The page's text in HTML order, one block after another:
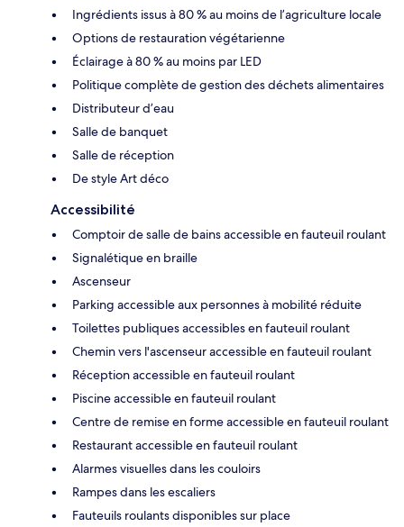
Ingrédients issus à 80 % au moins de l’agriculture locale
Options de restauration végétarienne
Éclairage à 80 % au moins par LED
Politique complète de gestion des déchets alimentaires
Distributeur d’eau
Salle de banquet
Salle de réception
De style Art déco
Accessibilité
Comptoir de salle de bains accessible en fauteuil roulant
Signalétique en braille
Ascenseur
Parking accessible aux personnes à mobilité réduite
Toilettes publiques accessibles en fauteuil roulant
Chemin vers l'ascenseur accessible en fauteuil roulant
Réception accessible en fauteuil roulant
Piscine accessible en fauteuil roulant
Centre de remise en forme accessible en fauteuil roulant
Restaurant accessible en fauteuil roulant
Alarmes visuelles dans les couloirs
Rampes dans les escaliers
Fauteuils roulants disponibles sur place